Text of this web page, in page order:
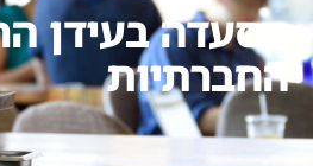
מסעדה בעידן
החברתיות